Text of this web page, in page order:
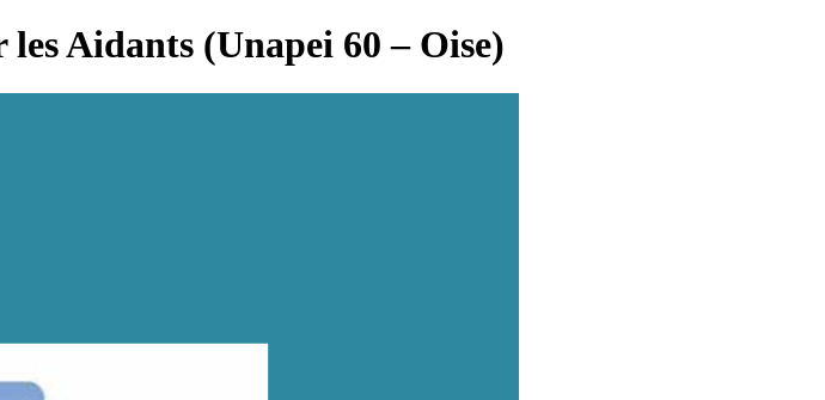
Aidants (Unapei 60 – Oise)